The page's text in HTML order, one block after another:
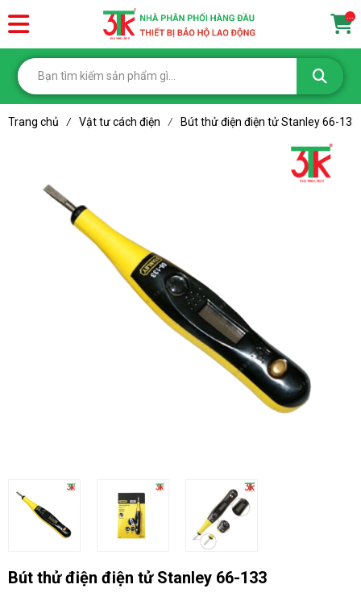
...
Trang chủ / Vật tư cách điện / Bút thử điện điện tử Stanley 66-133
Bút thử điện điện tử Stanley 66-133